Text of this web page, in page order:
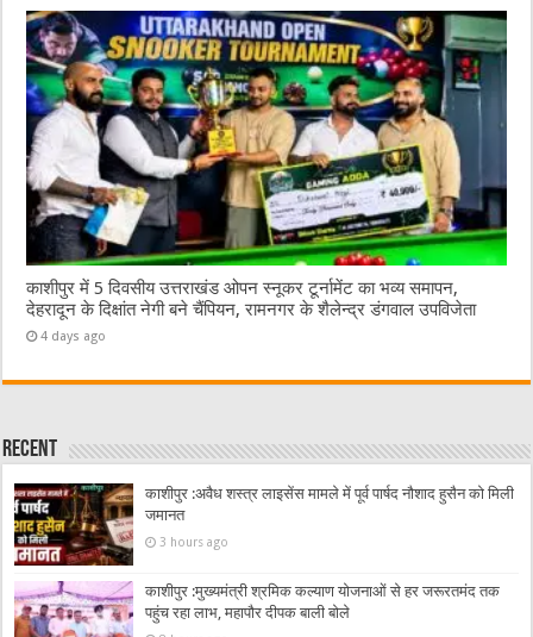
काशीपुर में 5 दिवसीय उत्तराखंड ओपन स्नूकर टूर्नामेंट का भव्य समापन,
देहरादून के दिक्षांत नेगी बने चैंपियन, रामनगर के शैलेन्द्र डंगवाल उपविजेता
4 days ago
Recent
काशीपुर :अवैध शस्त्र लाइसेंस मामले में पूर्व पार्षद नौशाद हुसैन को मिली
जमानत
3 hours ago
काशीपुर :मुख्यमंत्री श्रमिक कल्याण योजनाओं से हर जरूरतमंद तक
पहुंच रहा लाभ, महापौर दीपक बाली बोले